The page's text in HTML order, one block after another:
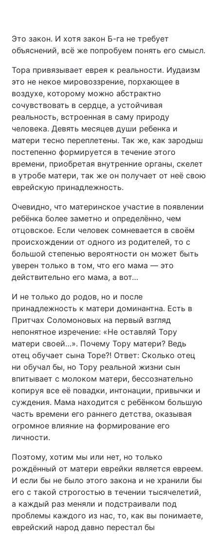
Это закон. И хотя закон Б-га не требует
объяснений, всё же попробуем понять его смысл.
Тора привязывает еврея к реальности. Иудаизм
это не некое мировоззрение, порхающее в
воздухе, которому можно абстрактно
сочувствовать в сердце, а устойчивая
реальность, встроенная в саму природу
человека. Девять месяцев души ребенка и
матери тесно переплетены. Так же, как зародыш
постепенно формируется в течение этого
времени, приобретая внутренние органы, скелет
в утробе матери, так же он получает от неё свою
еврейскую принадлежность.
Очевидно, что материнское участие в появлении
ребёнка более заметно и определённо, чем
отцовское. Если человек сомневается в своём
происхождении от одного из родителей, то с
большой степенью вероятности он может быть
уверен только в том, что его мама — это
действительно его мама, а вот…
И не только до родов, но и после
принадлежность к матери доминантна. Есть в
Притчах Соломоновых на первый взгляд
непонятное изречение: «Не оставляй Тору
матери своей…». Почему Тору матери? Ведь
отец обучает сына Торе?! Ответ: Сколько отец
ни обучал бы, но Тору реальной жизни сын
впитывает с молоком матери, бессознательно
копируя все её повадки, интонации, привычки и
суждения. Мама находится с ребёнком большую
часть времени его раннего детства, оказывая
огромное влияние на формирование его
личности.
Поэтому, хотим мы или нет, но только
рождённый от матери еврейки является евреем.
И если бы не было этого закона и не хранили бы
его с такой строгостью в течении тысячелетий,
а каждый раз меняли и подстраивали под
проблемы каждого из нас, то, как вы понимаете,
еврейский народ давно перестал бы